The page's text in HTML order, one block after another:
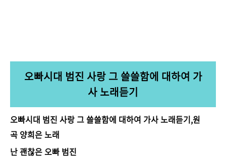
오빠시대 범진 사랑 그 쓸쓸함에 대하여 가
사 노래듣기
오빠시대 범진 사랑 그 쓸쓸함에 대하여 가사 노래듣기,원
곡 양희은 노래
난 괜찮은 오빠 범진